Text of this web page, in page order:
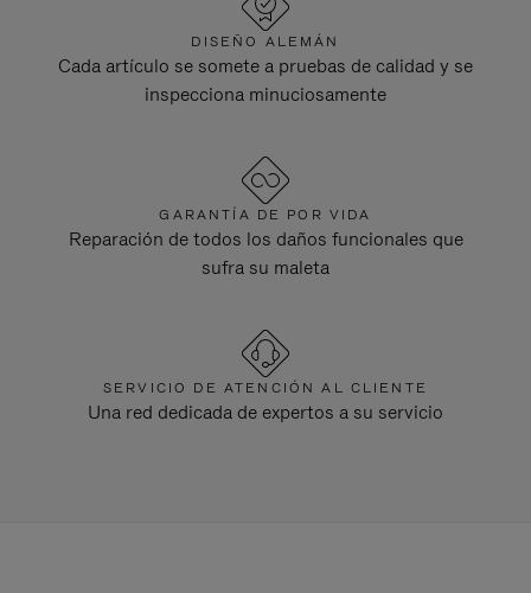
DISEÑO ALEMÁN
Cada artículo se somete a pruebas de calidad y se
inspecciona minuciosamente
GARANTÍA DE POR VIDA
Reparación de todos los daños funcionales que
sufra su maleta
SERVICIO DE ATENCIÓN AL CLIENTE
Una red dedicada de expertos a su servicio